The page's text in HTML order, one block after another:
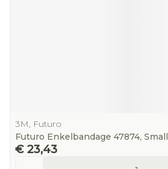
3M, Futuro
Futuro Enkelbandage 47874, Small
€ 23,43